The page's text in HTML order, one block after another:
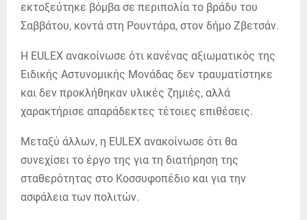
εκτοξεύτηκε βόμβα σε περιπολία το βράδυ του
Σαββάτου, κοντά στη Ρουντάρα, στον δήμο Ζβετσάν.
Η EULEX ανακοίνωσε ότι κανένας αξιωματικός της
Ειδικής Αστυνομικής Μονάδας δεν τραυματίστηκε
και δεν προκλήθηκαν υλικές ζημιές, αλλά
χαρακτήρισε απαράδεκτες τέτοιες επιθέσεις.
Μεταξύ άλλων, η EULEX ανακοίνωσε ότι θα
συνεχίσει το έργο της για τη διατήρηση της
σταθερότητας στο Κοσσυφοπέδιο και για την
ασφάλεια των πολιτών.